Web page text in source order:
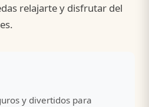
relajarte y disfrutar del
y divertidos para